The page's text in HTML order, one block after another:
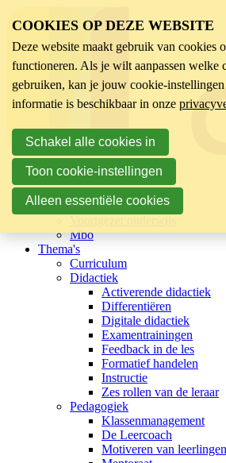
Sector
Kinderopvang
Basisonderwijs
Mbo
Thema's
Curriculum
Didactiek
Activerende didactiek
Differentiëren
Digitale didactiek
Examentrainingen
Feedback in de les
Formatief handelen
Instructie
Zes rollen van de leraar
Pedagogiek
Klassenmanagement
De Leercoach
Motiveren van leerlingen
COOKIES OP DEZE WEBSITE
Deze website maakt gebruik van cookies
functioneren. Als je wilt aanpassen welke
gebruiken, kan je jouw cookie-
informatie is beschikbaar in onze
Schakel alle cookies in
Toon cookie-instellingen
Alleen essentiële cookies